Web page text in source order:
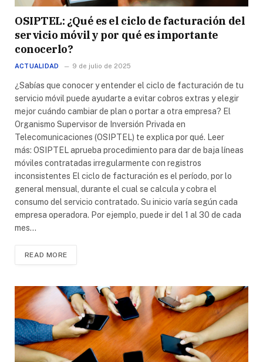
OSIPTEL: ¿Qué es el ciclo de facturación del
servicio móvil y por qué es importante
conocerlo?
ACTUALIDAD 9 de julio de 2025
¿Sabías que conocer y entender el ciclo de facturación de tu
servicio móvil puede ayudarte a evitar cobros extras y elegir
mejor cuándo cambiar de plan o portar a otra empresa? El
Organismo Supervisor de Inversión Privada en
Telecomunicaciones (OSIPTEL) te explica por qué. Leer
más: OSIPTEL aprueba procedimiento para dar de baja líneas
móviles contratadas irregularmente con registros
inconsistentes El ciclo de facturación es el período, por lo
general mensual, durante el cual se calcula y cobra el
consumo del servicio contratado. Su inicio varía según cada
empresa operadora. Por ejemplo, puede ir del 1 al 30 de cada
mes…
READ MORE